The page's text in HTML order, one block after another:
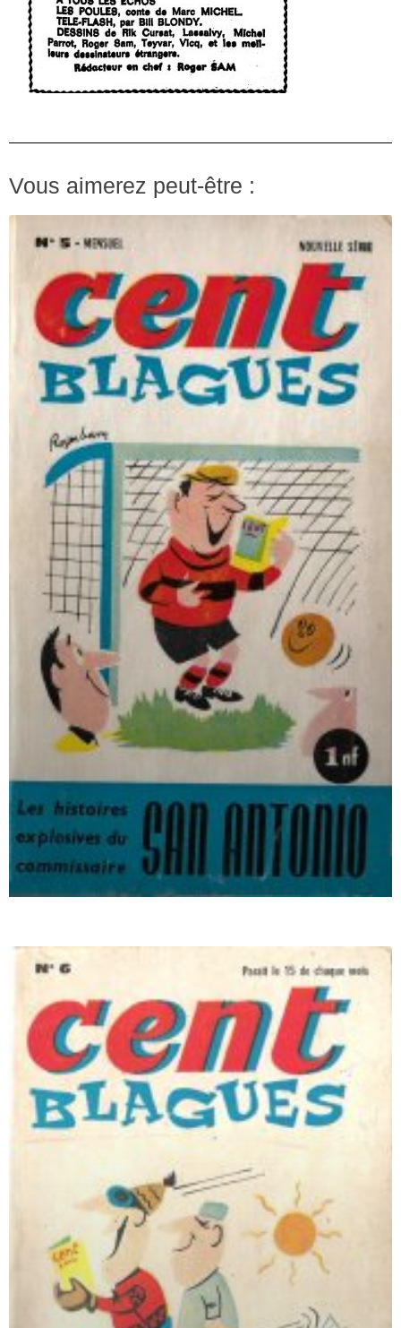
Vous aimerez peut-être :